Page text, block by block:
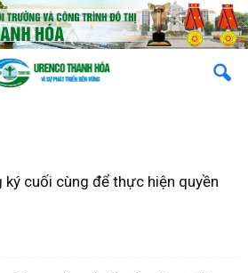
ký cuối cùng để thực hiện quyền